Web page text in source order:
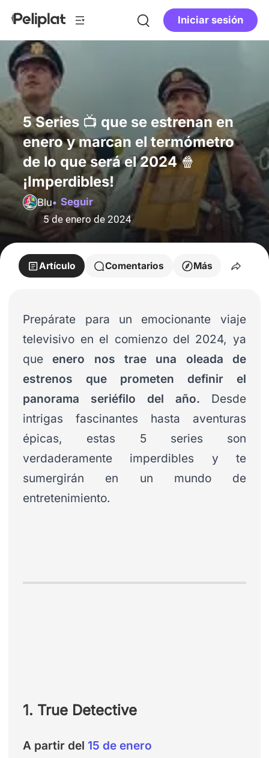
Iniciar sesión
5 Series 📺 que se estrenan en
enero y marcan el termómetro
de lo que será el 2024 🍿
¡Imperdibles!
Blu
Seguir
5 de enero de 2024
Artículo Comentarios Más
Prepárate para un emocionante viaje
televisivo en el comienzo del 2024, ya
queenero nos trae una oleada de
estrenos que prometen definir el
panorama seriéfilo del año. Desde
intrigas fascinantes hasta aventuras
épicas, estas 5 series son
verdaderamente imperdibles y te
sumergirán en un mundo de
entretenimiento.
1. True Detective
A partir del 15 de enero